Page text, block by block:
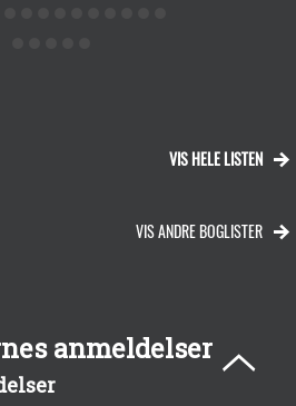
VIS HELE LISTEN
VIS ANDRE BOGLISTER
anmeldelser